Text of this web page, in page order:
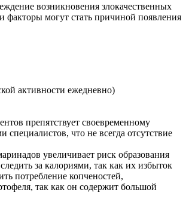
возникновения злокачественных
факторы могут стать причиной появления
активности ежедневно)
препятствует своевременному
что не всегда отсутствие
увеличивает риск образования
за калориями, так как их избыток
потребление копченостей,
так как он содержит большой